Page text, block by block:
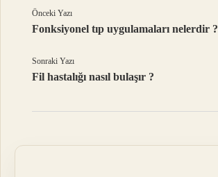
Önceki Yazı
Fonksiyonel tıp uygulamaları nelerdir ?
Sonraki Yazı
Fil hastalığı nasıl bulaşır ?